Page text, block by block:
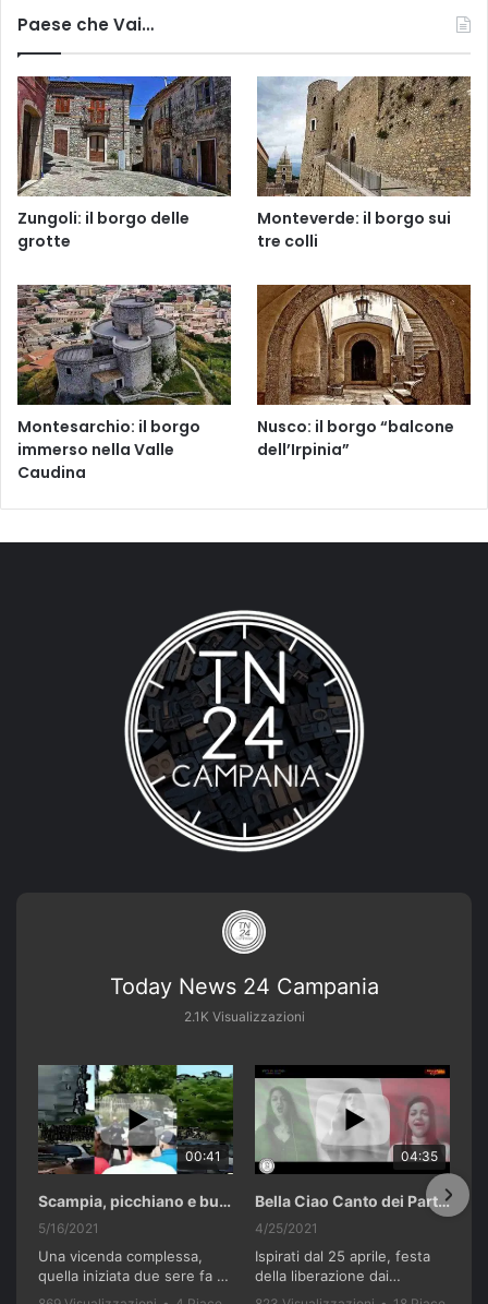
Paese che Vai…
Zungoli: il borgo delle
grotte
Monteverde: il borgo sui
tre colli
Montesarchio: il borgo
immerso nella Valle
Caudina
Nusco: il borgo “balcone
dell’Irpinia”
Today News 24 Campania
2.1K Visualizzazioni
00:41
Scampia, picchiano e buttano in un cassonetto un uomo accusato di abusi sui nipotini.
5/16/2021
Una vicenda complessa,
quella iniziata due sere fa a
Scampia. I genitori di tre
04:35
Bella Ciao Canto dei Partigiani 25 Aprile 2021 Soulshine Gospel Choir Riardo (CE)
4/25/2021
Ispirati dal 25 aprile, festa
della liberazione dai
nazifascisti e dal recente